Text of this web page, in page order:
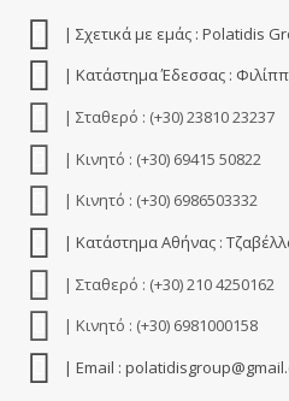
| Σχετικά με εμάς : Polatidis
| Κατάστημα Έδεσσας :
| Σταθερό : (+30) 23810 23237
| Κινητό : (+30) 69415 50822
| Κινητό : (+30) 6986503332
| Κατάστημα Αθήνας :
| Σταθερό : (+30) 210 4250162
| Κινητό : (+30) 6981000158
| Email :